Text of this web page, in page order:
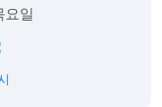
요일